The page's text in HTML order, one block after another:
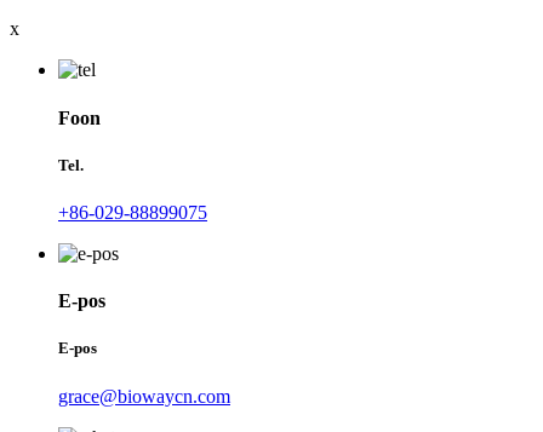
x
Foon
Tel.
+86-029-88899075
E-pos
E-pos
grace@biowaycn.com